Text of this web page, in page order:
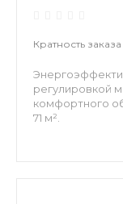
Кратность заказа
регулировкой
комфортного
71 м².